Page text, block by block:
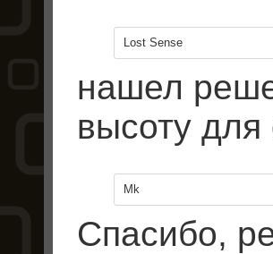
Lost Sense
нашел
высоту для
Mk
Спасибо,